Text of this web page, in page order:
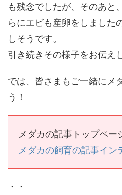
も残念でしたが、そのあと
らにエビも産卵をしました
しそうです。
引き続きその様子をお伝え
では、皆さまもご一緒にメ
う！
メダカの記事トップペ
メダカの飼育の記事イン
・・